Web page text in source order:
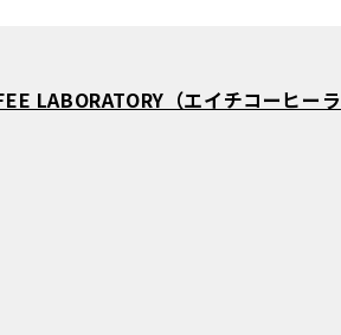
LABORATORY（エイチコーヒーラ